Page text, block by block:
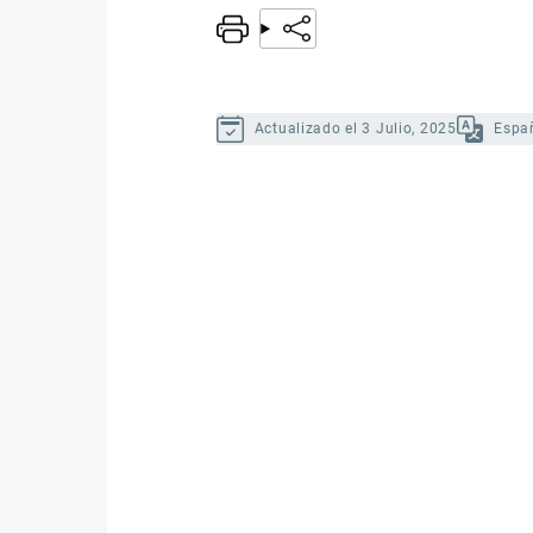
Actualizado el 3 Julio, 2025